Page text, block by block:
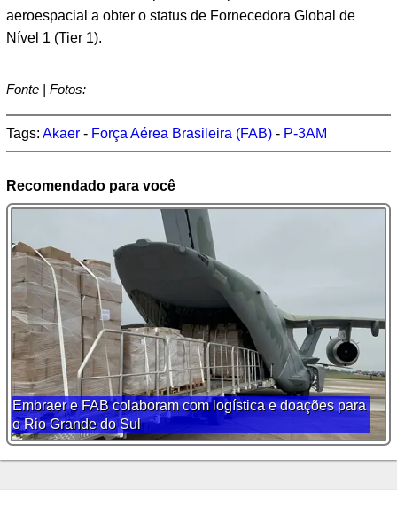
aeroespacial a obter o status de Fornecedora Global de
Nível 1 (Tier 1).
Fonte | Fotos:
Tags: Akaer - Força Aérea Brasileira (FAB) - P-3AM
Recomendado para você
Embraer e FAB colaboram com logística e doações para
o Rio Grande do Sul